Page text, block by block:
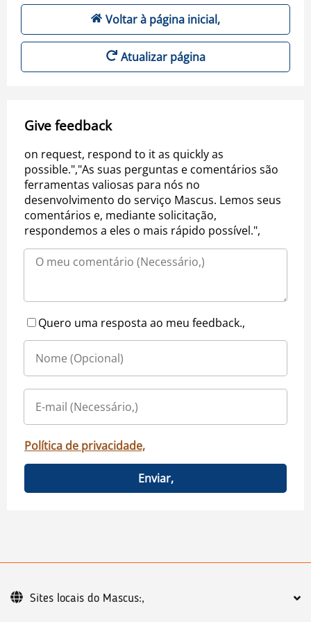
Voltar à página inicial,
Atualizar página
Give feedback
on request, respond to it as quickly as
possible.","As suas perguntas e comentários são
ferramentas valiosas para nós no
desenvolvimento do serviço Mascus. Lemos seus
comentários e, mediante solicitação,
respondemos a eles o mais rápido possível.",
Quero uma resposta ao meu feedback.,
Política de privacidade,
Enviar,
Sites locais do Mascus:,